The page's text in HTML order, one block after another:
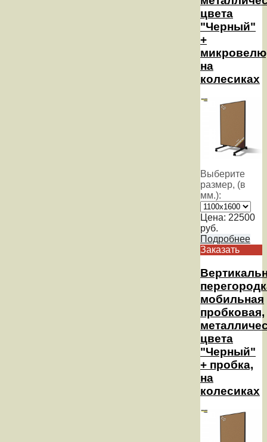
цвета
"Черный"
+
на
колесиках
Выберите
размер, (в
мм.):
Цена: 22500
руб.
Подробнее
Заказать
мобильная
пробковая,
цвета
"Черный"
+ пробка,
на
колесиках